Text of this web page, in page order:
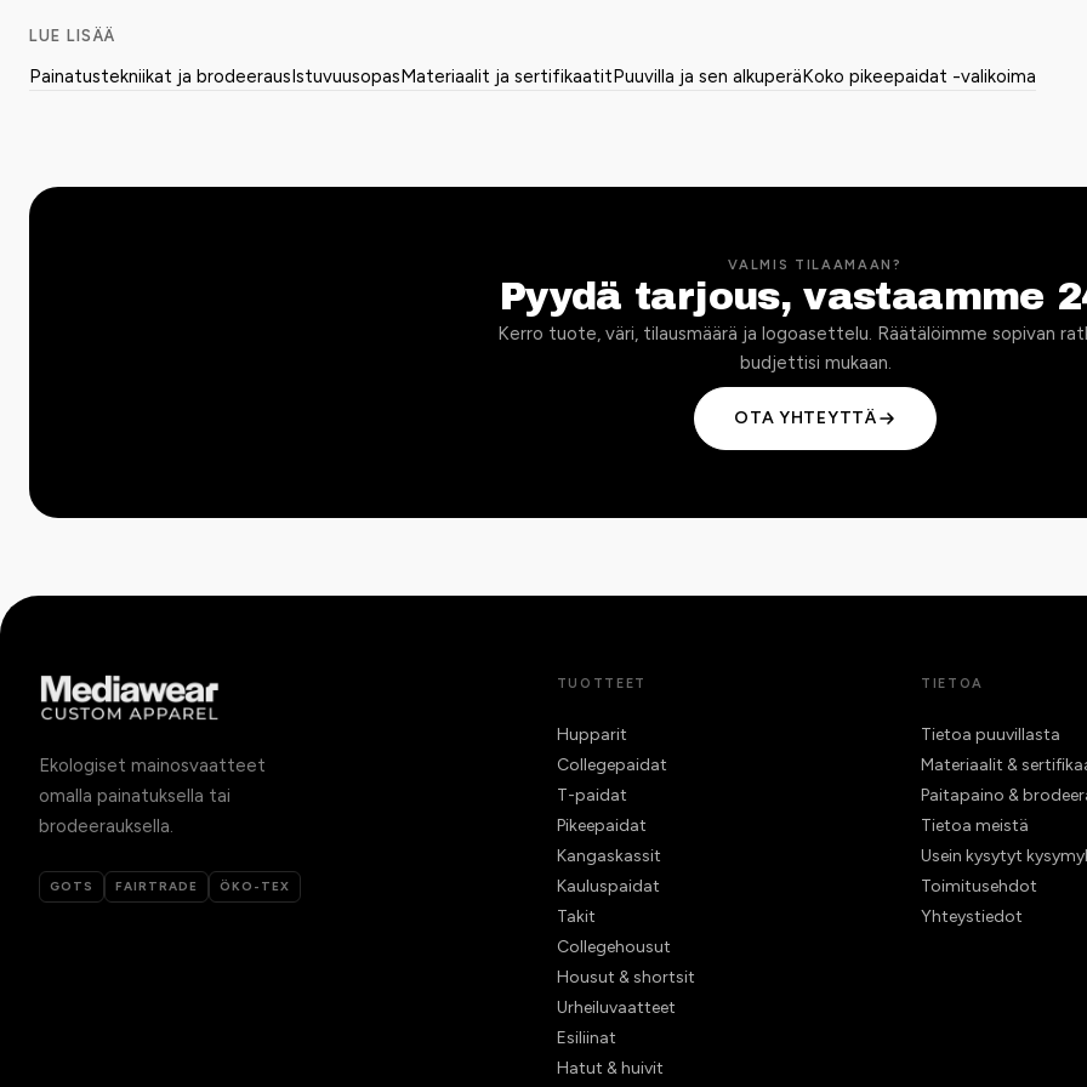
LUE LISÄÄ
Painatustekniikat ja brodeerausIstuvuusopasMateriaalit ja sertifikaatitPuuvilla ja sen alkuperäKoko pikeepaidat -valikoima
VALMIS TILAAMAAN?
Pyydä tarjous, vastaamme
Kerro tuote, väri, tilausmäärä ja logoasettelu. Räätälöimme sopivan
budjettisi mukaan.
OTA YHTEYTTÄ
Ekologiset mainosvaatteet
omalla painatuksella tai
brodeerauksella.
GOTS FAIRTRADE ÖKO-TEX
TUOTTEET
Hupparit
Collegepaidat
T-paidat
Pikeepaidat
Kangaskassit
Kauluspaidat
Takit
Collegehousut
Housut & shortsit
Urheiluvaatteet
Esiliinat
Hatut & huivit
TIETOA
Tietoa puuvillasta
Materiaalit &
Paitapaino &
Tietoa meistä
Usein kysytyt
Toimitusehdot
Yhteystiedot